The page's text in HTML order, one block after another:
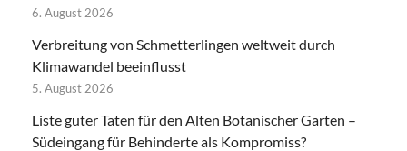
6. August 2026
Verbreitung von Schmetterlingen weltweit durch
Klimawandel beeinflusst
5. August 2026
Liste guter Taten für den Alten Botanischer Garten –
Südeingang für Behinderte als Kompromiss?